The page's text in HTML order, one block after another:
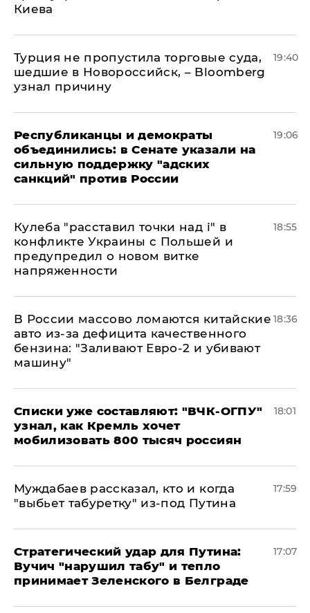
Киева
Турция не пропустила торговые суда,
шедшие в Новороссийск, – Bloomberg
узнал причину
19:40
Республиканцы и демократы
объединились: в Сенате указали на
сильную поддержку "адских
санкций" против России
19:06
Кулеба "расставил точки над і" в
конфликте Украины с Польшей и
предупредил о новом витке
напряженности
18:55
В России массово ломаются китайские
авто из-за дефицита качественного
бензина: "Заливают Евро-2 и убивают
машину"
18:36
Списки уже составляют: "ВЧК-ОГПУ"
узнал, как Кремль хочет
мобилизовать 800 тысяч россиян
18:01
Муждабаев рассказал, кто и когда
"выбьет табуретку" из-под Путина
17:59
Стратегический удар для Путина:
Вучич "нарушил табу" и тепло
принимает Зеленского в Белграде
17:07